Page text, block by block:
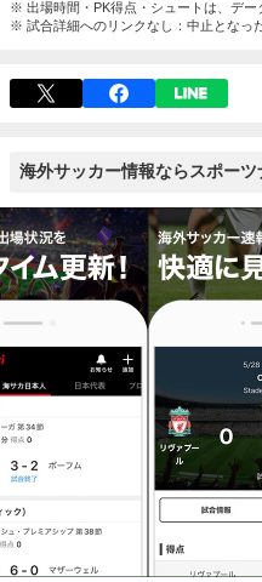
※ 出場時間・PK得点・シュートは、デー
※ 試合詳細へのリンクなし：中止となっ
海外サッカー情報ならスポーツ